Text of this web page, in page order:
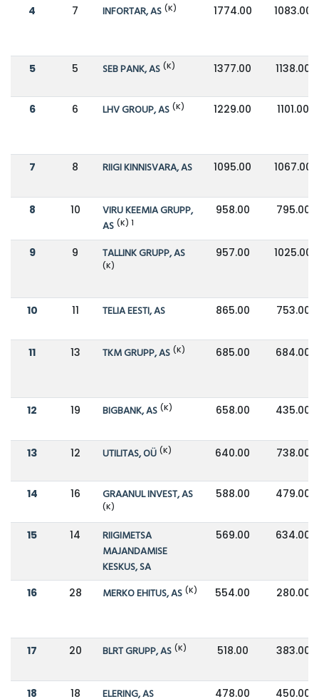
4 7 INFORTAR, AS (K) 1774.00 1083.00
5 5 SEB PANK, AS (K) 1377.00 1138.00
6 6 LHV GROUP, AS (K) 1229.00 1101.00
7 8 RIIGI KINNISVARA, AS 1095.00 1067.00
8 10
VIRU KEEMIA GRUPP,
AS (K) 1
958.00 795.00
9 9 TALLINK GRUPP, AS
(K)
957.00 1025.00
10 11 TELIA EESTI, AS 865.00 753.00
11 13 TKM GRUPP, AS (K) 685.00 684.00
12 19 BIGBANK, AS (K) 658.00 435.00
13 12 UTILITAS, OÜ (K) 640.00 738.00
14 16 GRAANUL INVEST, AS
(K)
588.00 479.00
15 14
RIIGIMETSA
MAJANDAMISE
KESKUS, SA
569.00 634.00
16 28 MERKO EHITUS, AS (K) 554.00 280.00
17 20 BLRT GRUPP, AS (K) 518.00 383.00
18 18 ELERING, AS 478.00 450.00